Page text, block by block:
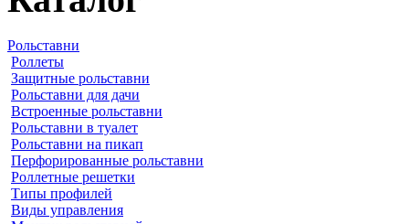
Рольставни
Роллеты
Защитные рольставни
Рольставни для дачи
Встроенные рольставни
Рольставни в туалет
Рольставни на пикап
Перфорированные рольставни
Роллетные решетки
Типы профилей
Виды управления